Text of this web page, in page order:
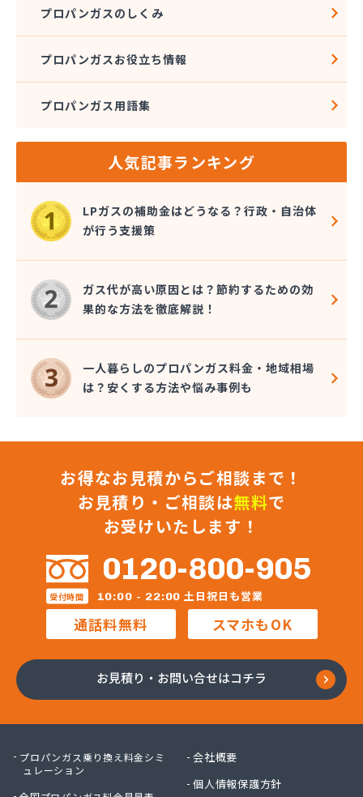
(株)ファインガス
(株)フジテック
(株)フジプロ
(株)フジプロ 辻堂支店
(株)ホクト
(株)ホクト 相模原支店
(株)マクタ
(株)マスダ
(株)マスダエレメント
(株)マルエイ 横浜支店
(株)ミツウロコ 横浜営業所
(株)ミツウロコ 湘南営業所
(株)ミツウロコヴェッセル 横浜南店
(株)ミツウロコヴェッセル 相模原店
(株)ミツウロコヴェッセル 津久井店
(株)ミツウロコヴェッセル 平塚店
(株)ミトメ
(株)みなとガス
(株)むらやま
(株)モチヅキ
(株)ヤマイチ
(株)ヨコヤマ
(株)リビック相模原
(株)リビングタナカ
(株)レインボー 横浜営業所
(株)レインボー 川崎営業所
(株)安田物産 燃料部
(株)奥村商会 横浜営業所
(株)宮治商店
(株)駒見守商会
プロパンガスのしくみ
プロパンガスお役立ち情報
プロパンガス用語集
人気記事ランキング
LPガスの補助金はどうなる？行政・自治体
が行う支援策
ガス代が高い原因とは？節約するための効
果的な方法を徹底解説！
一人暮らしのプロパンガス料金・地域相場
は？安くする方法や悩み事例も
お得なお見積からご相談まで！
お見積り・ご相談は無料で
お受けいたします！
0120-800-905
受付時間 10:00 - 22:00 土日祝日も営業
通話料無料 スマホもOK
お見積り・お問い合せはコチラ
プロパンガス乗り換え料金シミ
ュレーション
会社概要
個人情報保護方針